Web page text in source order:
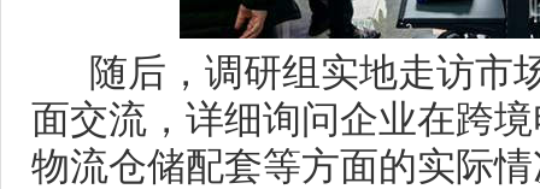
随后，调研组实地走访市
面交流，详细询问企业在跨
物流仓储配套等方面的实际